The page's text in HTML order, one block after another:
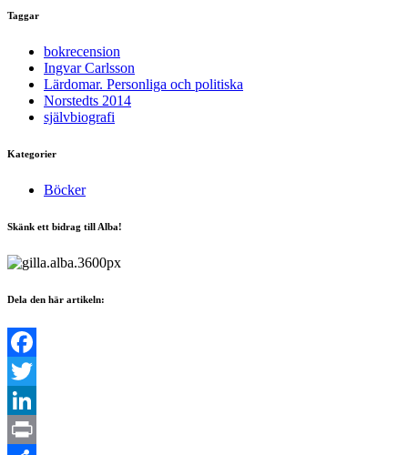
Taggar
bokrecension
Ingvar Carlsson
Lärdomar. Personliga och politiska
Norstedts 2014
självbiografi
Kategorier
Böcker
Skänk ett bidrag till Alba!
Dela den här artikeln:
Facebook
Twitter
LinkedIn